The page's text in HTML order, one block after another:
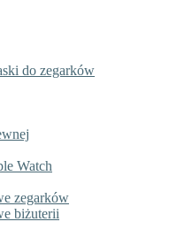
do zegarków
Watch
zegarków
biżuterii